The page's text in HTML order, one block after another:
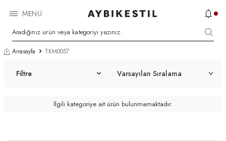
MENÜ
Anasayfa TKM0057
Filtre
İlgili kategoriye ait ürün bulunmamaktadır.